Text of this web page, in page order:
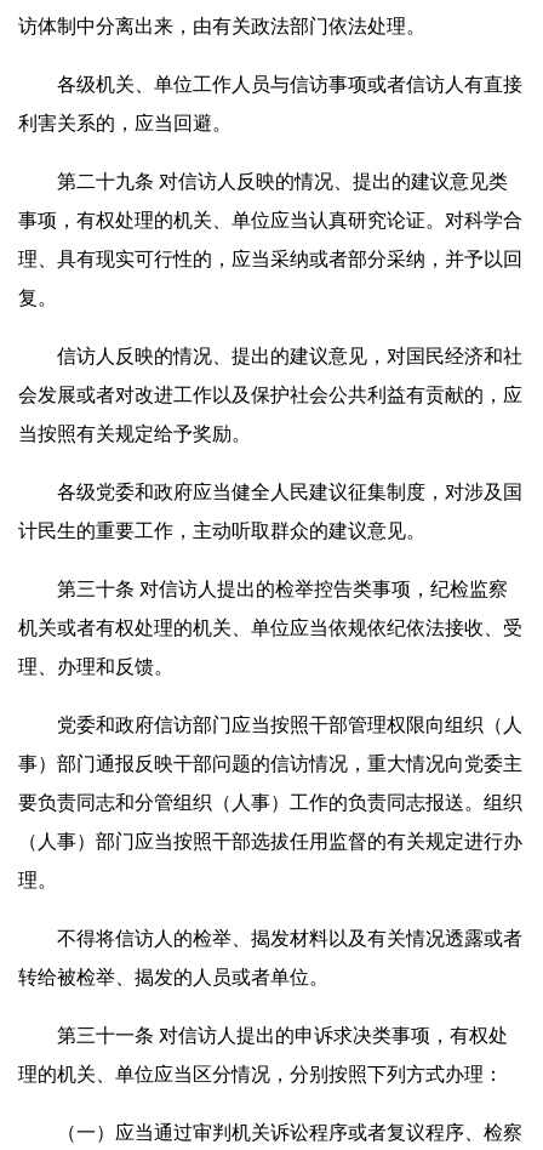
访体制中分离出来，由有关政法部门依法处理。
各级机关、单位工作人员与信访事项或者信访人有直接
利害关系的，应当回避。
第二十九条 对信访人反映的情况、提出的建议意见类
事项，有权处理的机关、单位应当认真研究论证。对科学合
理、具有现实可行性的，应当采纳或者部分采纳，并予以回
复。
信访人反映的情况、提出的建议意见，对国民经济和社
会发展或者对改进工作以及保护社会公共利益有贡献的，应
当按照有关规定给予奖励。
各级党委和政府应当健全人民建议征集制度，对涉及国
计民生的重要工作，主动听取群众的建议意见。
第三十条 对信访人提出的检举控告类事项，纪检监察
机关或者有权处理的机关、单位应当依规依纪依法接收、受
理、办理和反馈。
党委和政府信访部门应当按照干部管理权限向组织（人
事）部门通报反映干部问题的信访情况，重大情况向党委主
要负责同志和分管组织（人事）工作的负责同志报送。组织
（人事）部门应当按照干部选拔任用监督的有关规定进行办
理。
不得将信访人的检举、揭发材料以及有关情况透露或者
转给被检举、揭发的人员或者单位。
第三十一条 对信访人提出的申诉求决类事项，有权处
理的机关、单位应当区分情况，分别按照下列方式办理：
（一）应当通过审判机关诉讼程序或者复议程序、检察